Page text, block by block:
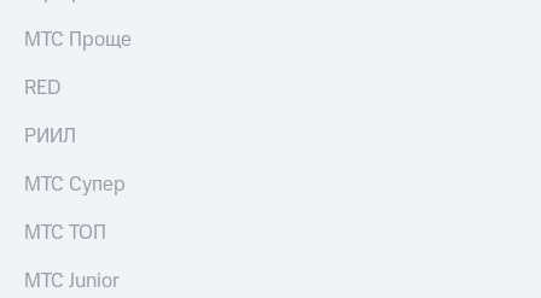
МТС Проще
RED
РИИЛ
МТС Супер
МТС ТОП
МТС Junior